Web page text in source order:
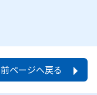
前ページへ戻る